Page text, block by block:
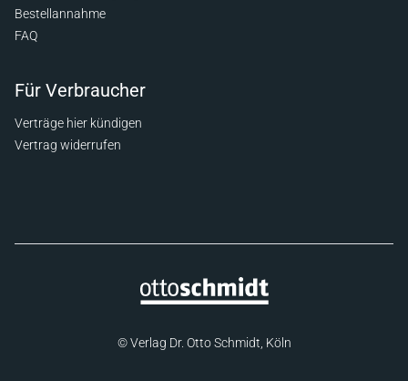
Bestellannahme
FAQ
Für Verbraucher
Verträge hier kündigen
Vertrag widerrufen
© Verlag Dr. Otto Schmidt, Köln